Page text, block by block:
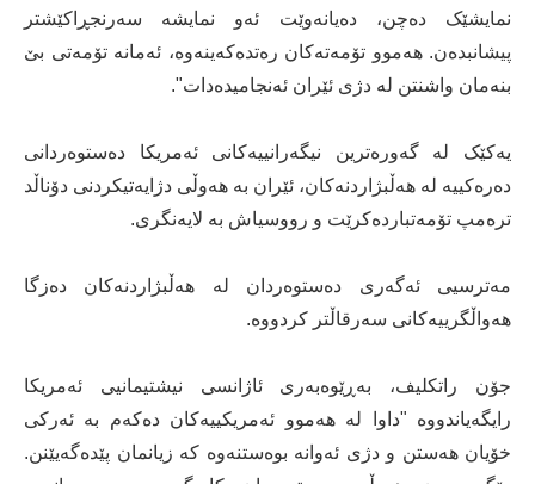
نمایشێک دەچن، دەیانەوێت ئەو نمایشە سەرنجڕاکێشتر
پیشانبدەن. هەموو تۆمەتەکان رەتدەکەینەوە، ئەمانە تۆمەتی بێ
بنەمان واشنتن لە دژی ئێران ئەنجامیدەدات".
یەکێک لە گەورەترین نیگەرانییەکانی ئەمریکا دەستوەردانی
دەرەکییە لە هەڵبژاردنەکان، ئێران بە هەوڵی دژایەتیکردنی دۆناڵد
ترەمپ تۆمەتباردەکرێت و رووسیاش بە لایەنگری.
مەترسیی ئەگەری دەستوەردان لە هەڵبژاردنەکان دەزگا
هەواڵگرییەکانی سەرقاڵتر کردووە.
جۆن راتکلیف، بەڕێوەبەری ئاژانسی نیشتیمانیی ئەمریکا
رایگەیاندووە "داوا لە هەموو ئەمریکییەکان دەکەم بە ئەرکی
خۆیان هەستن و دژی ئەوانە بوەستنەوە کە زیانمان پێدەگەیێنن.